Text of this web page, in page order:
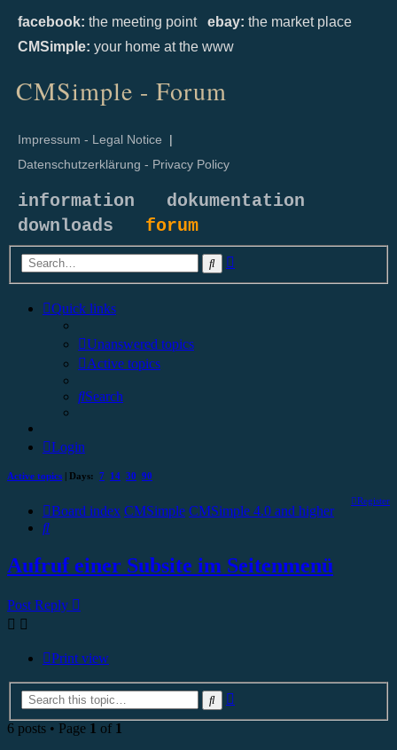
facebook: the meeting point ebay: the market place
CMSimple: your home at the www
CMSimple - Forum
Impressum - Legal Notice |
Datenschutzerklärung - Privacy Policy
information
dokumentation
downloads forum
Search
Quick links
Unanswered topics
Active topics
Search
Login
Active topics | Days: 7 14 30 90
Register
Board index CMSimple CMSimple 4.0 and higher
Search
Aufruf einer Subsite im Seitenmenü
Post Reply
Print view
Search
6 posts • Page 1 of 1